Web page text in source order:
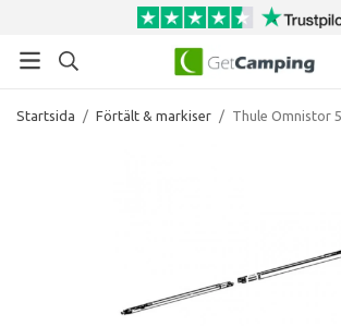
Startsida / Förtält & markiser / Thule Omnistor